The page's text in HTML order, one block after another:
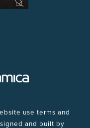
use terms and
and built by